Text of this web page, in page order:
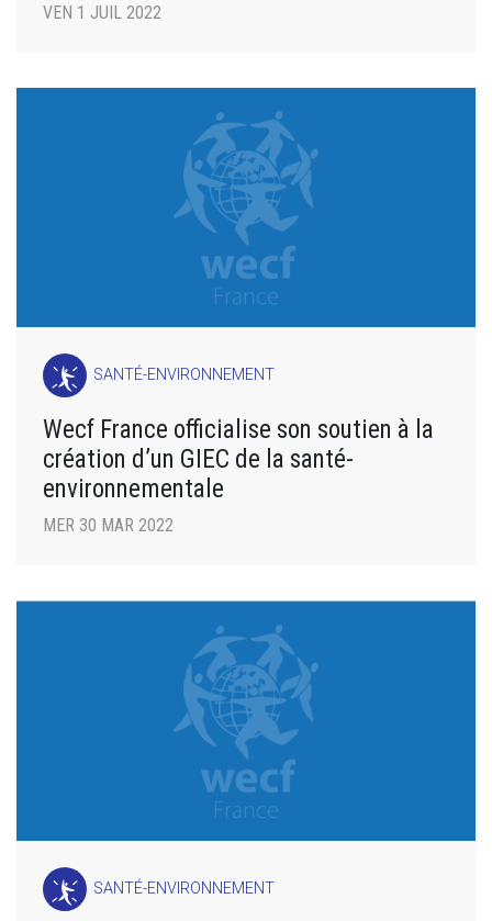
VEN 1 JUIL 2022
SANTÉ-ENVIRONNEMENT
Wecf France officialise son soutien à la
création d’un GIEC de la santé-
environnementale
MER 30 MAR 2022
SANTÉ-ENVIRONNEMENT